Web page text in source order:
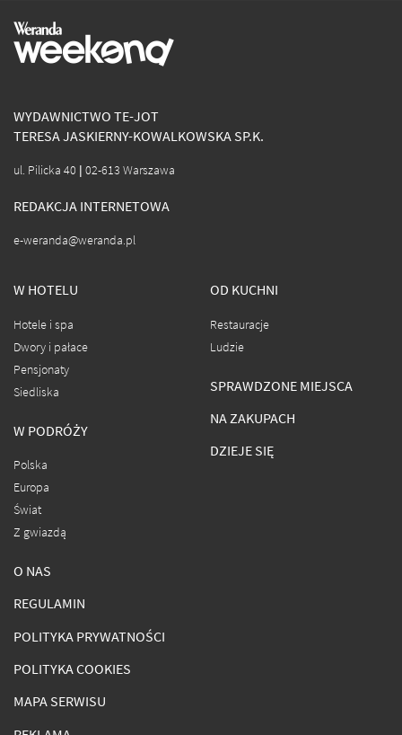
WYDAWNICTWO TE-JOT
TERESA JASKIERNY-KOWALKOWSKA SP.K.
ul. Pilicka 40 | 02-613 Warszawa
REDAKCJA INTERNETOWA
e-weranda@weranda.pl
W HOTELU
Hotele i spa
Dwory i pałace
Pensjonaty
Siedliska
W PODRÓŻY
Polska
Europa
Świat
Z gwiazdą
OD KUCHNI
Restauracje
Ludzie
SPRAWDZONE MIEJSCA
NA ZAKUPACH
DZIEJE SIĘ
O NAS
REGULAMIN
POLITYKA PRYWATNOŚCI
POLITYKA COOKIES
MAPA SERWISU